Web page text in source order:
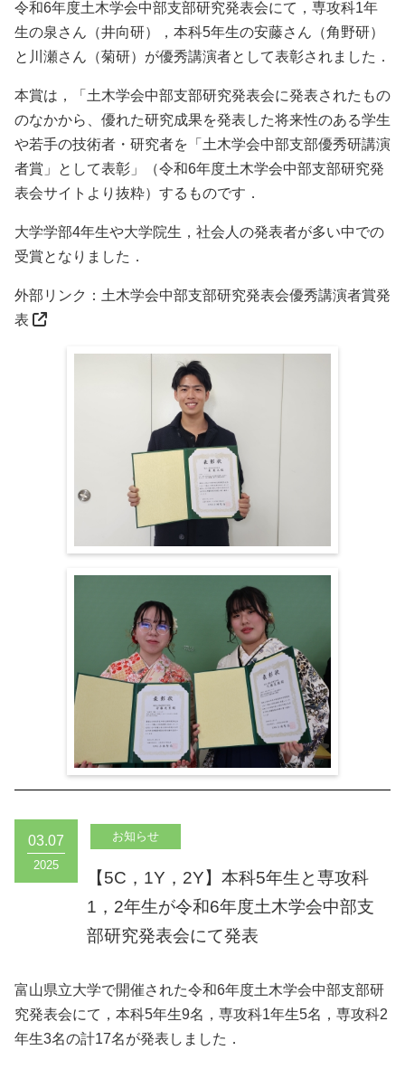
令和6年度土木学会中部支部研究発表会にて，専攻科1年
生の泉さん（井向研），本科5年生の安藤さん（角野研）
と川瀬さん（菊研）が優秀講演者として表彰されました．
本賞は，「土木学会中部支部研究発表会に発表されたもの
のなかから、優れた研究成果を発表した将来性のある学生
や若手の技術者・研究者を「土木学会中部支部優秀研講演
者賞」として表彰」（令和6年度土木学会中部支部研究発
表会サイトより抜粋）するものです．
大学学部4年生や大学院生，社会人の発表者が多い中での
受賞となりました．
外部リンク： 土木学会中部支部研究発表会優秀講演者賞発
表
03.07
2025
【5C，1Y，2Y】本科5年生と専攻科
1，2年生が令和6年度土木学会中部支
部研究発表会にて発表
富山県立大学で開催された令和6年度土木学会中部支部研
究発表会にて，本科5年生9名，専攻科1年生5名，専攻科2
年生3名の計17名が発表しました．